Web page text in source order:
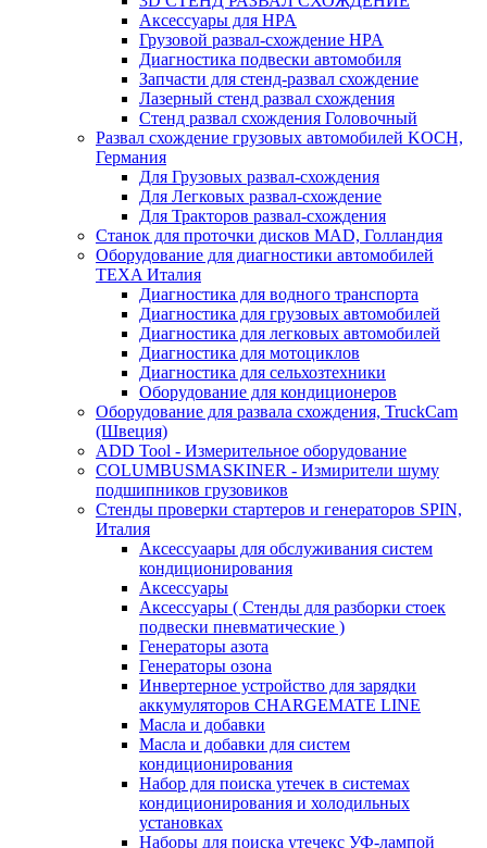
Аксессуары для HPA
Грузовой развал-схождение HPA
Диагностика подвески автомобиля
Запчасти для стенд-развал схождение
Лазерный стенд развал схождения
Стенд развал схождения Головочный
Развал схождение грузовых автомобилей KOCH,
Германия
Для Грузовых развал-схождения
Для Легковых развал-схождение
Для Тракторов развал-схождения
Станок для проточки дисков MAD, Голландия
Оборудование для диагностики автомобилей
TEXA Италия
Диагностика для водного транспорта
Диагностика для грузовых автомобилей
Диагностика для легковых автомобилей
Диагностика для мотоциклов
Диагностика для сельхозтехники
Оборудование для кондиционеров
Оборудование для развала схождения, TruckCam
(Швеция)
ADD Tool - Измерительное оборудование
COLUMBUSMASKINER - Измирители шуму
подшипников грузовиков
Стенды проверки стартеров и генераторов SPIN,
Италия
Аксессуаары для обслуживания систем
кондиционирования
Аксессуары
Аксессуары ( Стенды для разборки стоек
подвески пневматические )
Генераторы азота
Генераторы озона
Инвертерное устройство для зарядки
аккумуляторов CHARGEMATE LINE
Масла и добавки
Масла и добавки для систем
кондиционирования
Набор для поиска утечек в системах
кондиционирования и холодильных
установках
Наборы для поиска утечекс УФ-лампой